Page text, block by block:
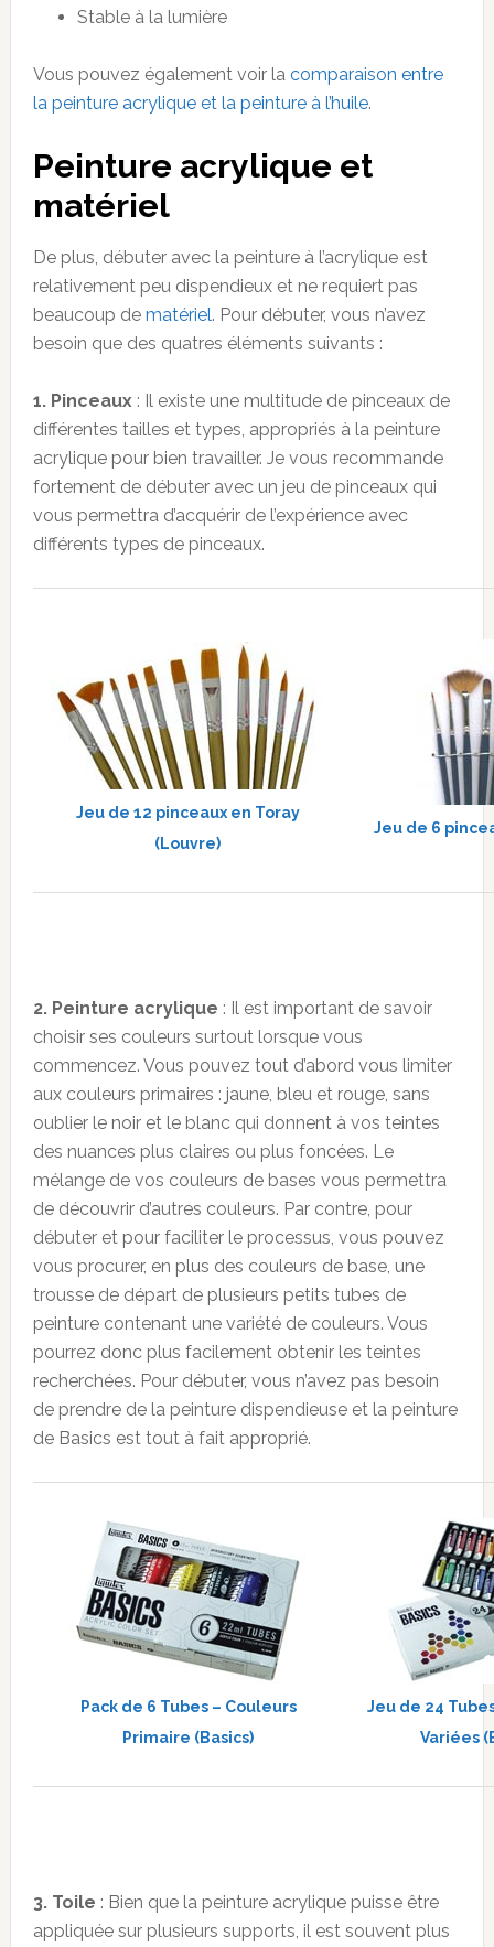
Stable à la lumière
Vous pouvez également voir la comparaison entre
la peinture acrylique et la peinture à l’huile.
Peinture acrylique et
matériel
De plus, débuter avec la peinture à l’acrylique est
relativement peu dispendieux et ne requiert pas
beaucoup de matériel. Pour débuter, vous n’avez
besoin que des quatres éléments suivants :
1. Pinceaux : Il existe une multitude de pinceaux de
différentes tailles et types, appropriés à la peinture
acrylique pour bien travailler. Je vous recommande
fortement de débuter avec un jeu de pinceaux qui
vous permettra d’acquérir de l’expérience avec
différents types de pinceaux.
Jeu de 12 pinceaux en Toray
(Louvre)
Jeu de 6
2. Peinture acrylique : Il est important de savoir
choisir ses couleurs surtout lorsque vous
commencez. Vous pouvez tout d’abord vous limiter
aux couleurs primaires : jaune, bleu et rouge, sans
oublier le noir et le blanc qui donnent à vos teintes
des nuances plus claires ou plus foncées. Le
mélange de vos couleurs de bases vous permettra
de découvrir d’autres couleurs. Par contre, pour
débuter et pour faciliter le processus, vous pouvez
vous procurer, en plus des couleurs de base, une
trousse de départ de plusieurs petits tubes de
peinture contenant une variété de couleurs. Vous
pourrez donc plus facilement obtenir les teintes
recherchées. Pour débuter, vous n’avez pas besoin
de prendre de la peinture dispendieuse et la peinture
de Basics est tout à fait approprié.
Pack de 6 Tubes – Couleurs
Primaire (Basics)
Jeu de 24
Variées
3. Toile : Bien que la peinture acrylique puisse être
appliquée sur plusieurs supports, il est souvent plus